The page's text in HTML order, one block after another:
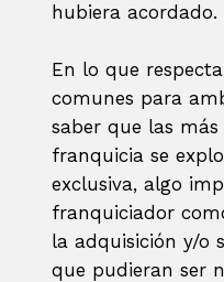
hubiera acordado.
En lo que
comunes para
saber que las
franquicia se
exclusiva, algo
franquiciador
la adquisición y/o
que pudieran ser